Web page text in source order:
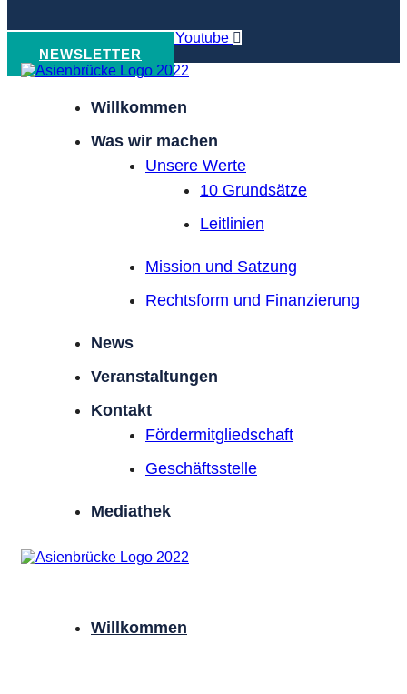
Youtube
NEWSLETTER
Willkommen
Was wir machen
Unsere Werte
10 Grundsätze
Leitlinien
Mission und Satzung
Rechtsform und Finanzierung
News
Veranstaltungen
Kontakt
Förder­mitgliedschaft
Geschäftsstelle
Mediathek
Willkommen